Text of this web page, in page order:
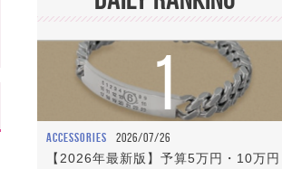
1
ACCESSORIES 2026/07/26
【2026年最新版】予算5万円・10万円